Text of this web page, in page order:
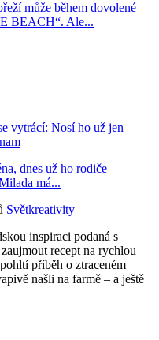
může během dovolené
BEACH“. Ale...
vytrácí: Nosí ho už jen
dnes už ho rodiče
má...
Světkreativity
inspiraci podaná s
recept na rychlou
příběh o ztraceném
našli na farmě – a ještě